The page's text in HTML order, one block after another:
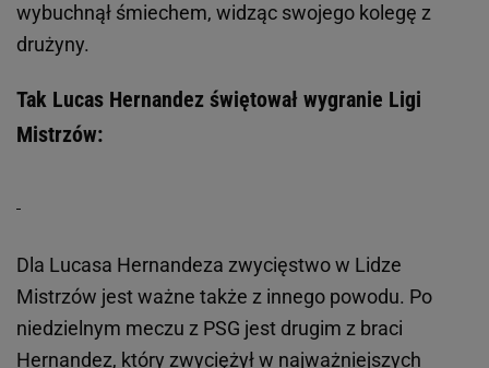
wybuchnął śmiechem, widząc swojego kolegę z
drużyny.
Tak Lucas Hernandez świętował wygranie Ligi
Mistrzów:
Dla Lucasa Hernandeza zwycięstwo w Lidze
Mistrzów jest ważne także z innego powodu. Po
niedzielnym meczu z PSG jest drugim z braci
Hernandez, który zwyciężył w najważniejszych